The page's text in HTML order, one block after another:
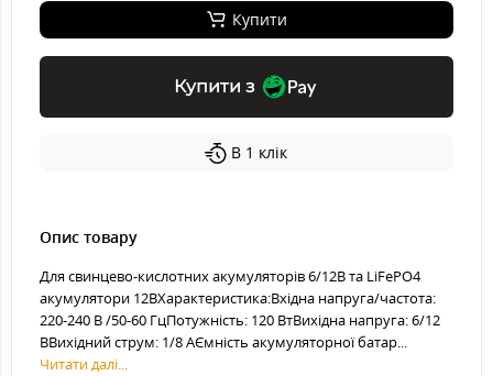
Купити
Купити з
В 1 клік
Опис товару
Для свинцево-кислотних акумуляторів 6/12В та LiFePO4
акумулятори 12ВХарактеристика:Вхідна напруга/частота:
220-240 В /50-60 ГцПотужність: 120 ВтВихідна напруга: 6/12
ВВихідний струм: 1/8 АЄмність акумуляторної батар...
Читати далі...